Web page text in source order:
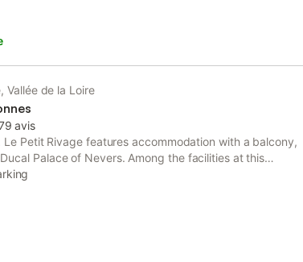
Vallée de la Loire
avis
Petit Rivage features accommodation with a balcony,
Palace of Nevers. Among the facilities at this
kitchen and a housekeeping service, along with free